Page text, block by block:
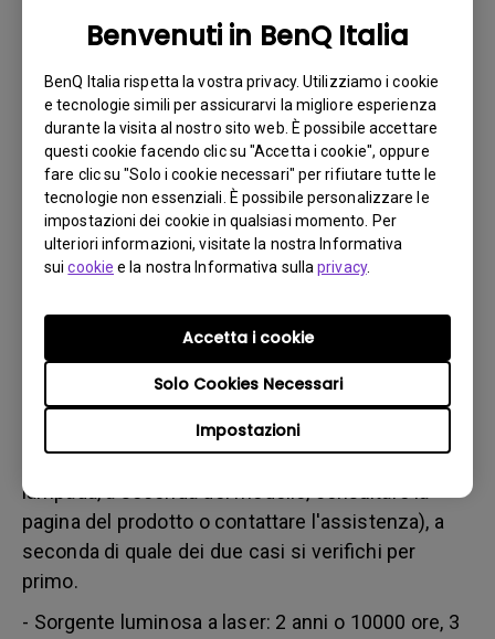
Benvenuti in BenQ Italia
BenQ Italia rispetta la vostra privacy. Utilizziamo i cookie
e tecnologie simili per assicurarvi la migliore esperienza
durante la visita al nostro sito web. È possibile accettare
questi cookie facendo clic su "Accetta i cookie", oppure
fare clic su "Solo i cookie necessari" per rifiutare tutte le
tecnologie non essenziali. È possibile personalizzare le
impostazioni dei cookie in qualsiasi momento. Per
ulteriori informazioni, visitate la nostra Informativa
suicookie e la nostra Informativa sullaprivacy.
Impostazioni
Solo Cookies Necessari
Accetta i cookie
a. del materiale di imballaggio (interno ed esterno)
b. del danno fisico
3. Tenere la fattura e la bolla di consegna a portata di
mano
4. Non utilizzare il prodotto, poiché potrebbero essere
valutate le ore di utilizzo.
La garanzia della lampada (qui indicata come
sorgente luminosa) si basa sul tipo di sorgente
luminosa ed è limitata a:
- Sorgente luminosa a lampada (UHP): 1 anno o
lampada, a seconda del modello, consultare la
pagina del prodotto o contattare l'assistenza), a
seconda di quale dei due casi si verifichi per
primo.
- Sorgente luminosa a laser: 2 anni o 10000 ore, 3